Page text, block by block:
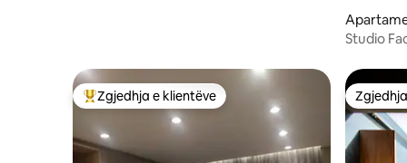
Bela Vista
Studio
Më të mirat e zgjedhjeve të klientëve
Zgjedhja e klientëve